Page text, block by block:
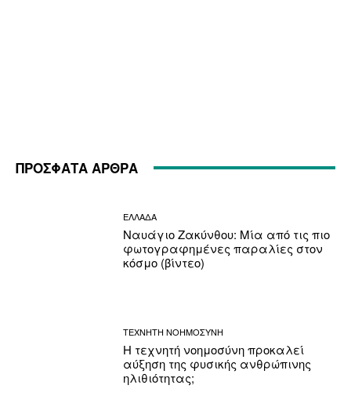
ΠΡΟΣΦΑΤΑ ΑΡΘΡΑ
ΕΛΛΑΔΑ
Ναυάγιο Ζακύνθου: Μία από τις πιο
φωτογραφημένες παραλίες στον
κόσμο (βίντεο)
ΤΕΧΝΗΤΗ ΝΟΗΜΟΣΥΝΗ
Η τεχνητή νοημοσύνη προκαλεί
αύξηση της φυσικής ανθρώπινης
ηλιθιότητας;